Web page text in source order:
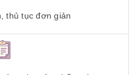
thủ tục đơn giản